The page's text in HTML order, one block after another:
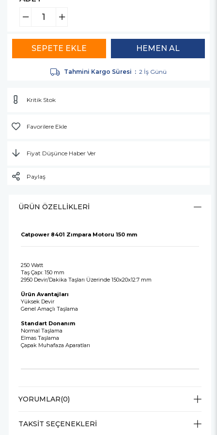
Tahmini Kargo Süresi : 2 İş Günü
Kritik Stok
Favorilere Ekle
Fiyat Düşünce Haber Ver
Paylaş
ÜRÜN ÖZELLIKLERI
Catpower 8401 Zımpara Motoru 150 mm
250 Watt
Taş Çapı: 150 mm
2950 Devir/Dakika Taşları Üzerinde 150x20x12.7 mm
Ürün Avantajları
Yüksek Devir
Genel Amaçlı Taşlama
Standart Donanım
Normal Taşlama
Elmas Taşlama
Çapak Muhafaza Aparatları
YORUMLAR(0)
TAKSIT SEÇENEKLERI